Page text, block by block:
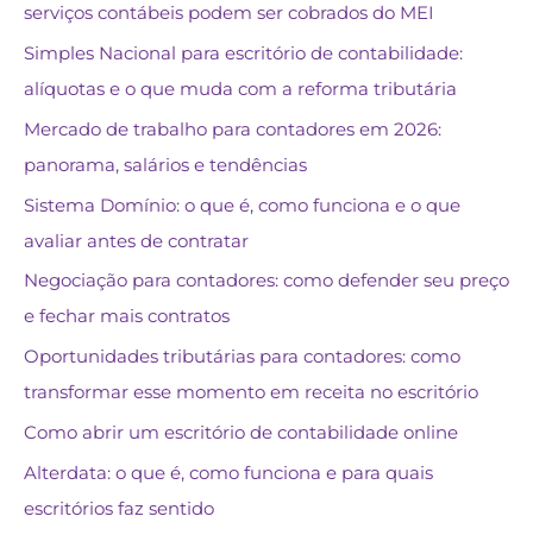
serviços contábeis podem ser cobrados do MEI
Simples Nacional para escritório de contabilidade:
alíquotas e o que muda com a reforma tributária
Mercado de trabalho para contadores em 2026:
panorama, salários e tendências
Sistema Domínio: o que é, como funciona e o que
avaliar antes de contratar
Negociação para contadores: como defender seu preço
e fechar mais contratos
Oportunidades tributárias para contadores: como
transformar esse momento em receita no escritório
Como abrir um escritório de contabilidade online
Alterdata: o que é, como funciona e para quais
escritórios faz sentido